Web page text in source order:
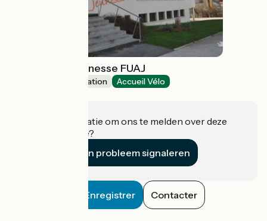
Auberge de Jeunesse FUAJ
Group accommodation Accueil Vélo
Heeft u informatie om ons te melden over deze
accommodatie?
Een probleem signaleren
Enregistrer Contacter